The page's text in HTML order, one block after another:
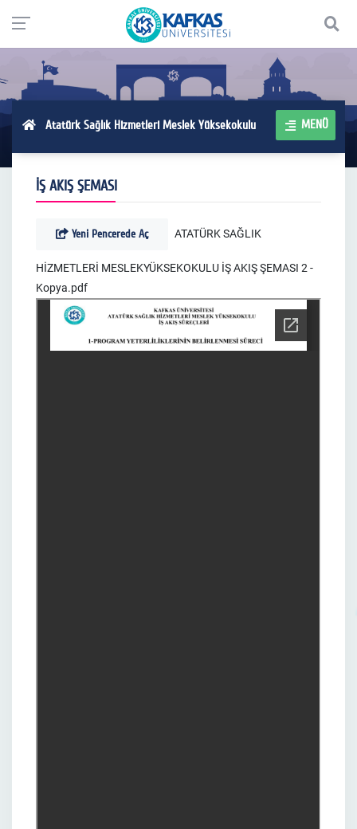
Atatürk Sağlık Hizmetleri Meslek Yüksekokulu MENÜ
İŞ AKIŞ ŞEMASI
Yeni Pencerede Aç ATATÜRK SAĞLIK
HİZMETLERİ MESLEKYÜKSEKOKULU İŞ AKIŞ ŞEMASI 2 -
Kopya.pdf